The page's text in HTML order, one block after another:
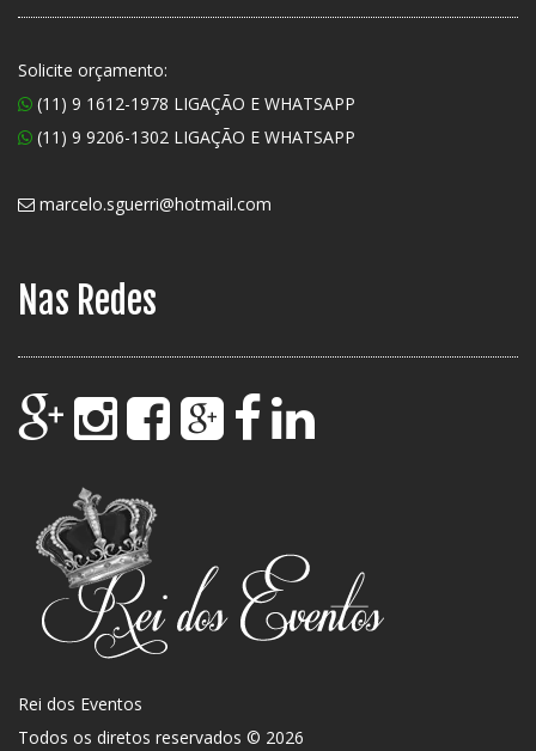
Solicite orçamento:
(11) 9 1612-1978 LIGAÇÃO E WHATSAPP
(11) 9 9206-1302 LIGAÇÃO E WHATSAPP
marcelo.sguerri@hotmail.com
Nas Redes
Rei dos Eventos
Todos os diretos reservados © 2026